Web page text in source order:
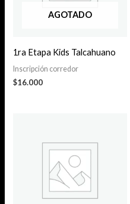
AGOTADO
1ra Etapa Kids Talcahuano
Inscripción corredor
$16.000